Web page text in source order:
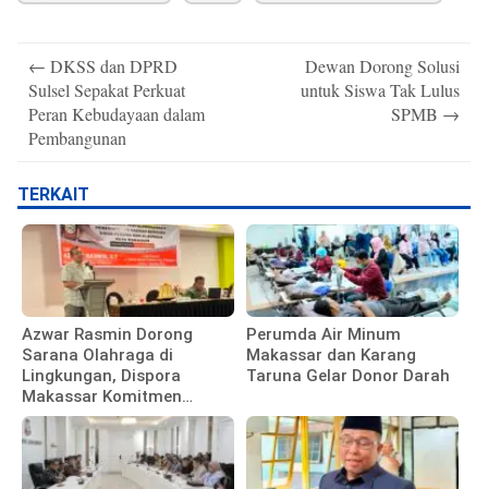
navigation
← DKSS dan DPRD
Sulsel Sepakat Perkuat
Peran Kebudayaan dalam
Pembangunan
Dewan Dorong Solusi
untuk Siswa Tak Lulus
SPMB →
TERKAIT
Azwar Rasmin Dorong
Sarana Olahraga di
Lingkungan, Dispora
Makassar Komitmen
Bangun Fasilitas
Perumda Air Minum
Makassar dan Karang
Taruna Gelar Donor Darah